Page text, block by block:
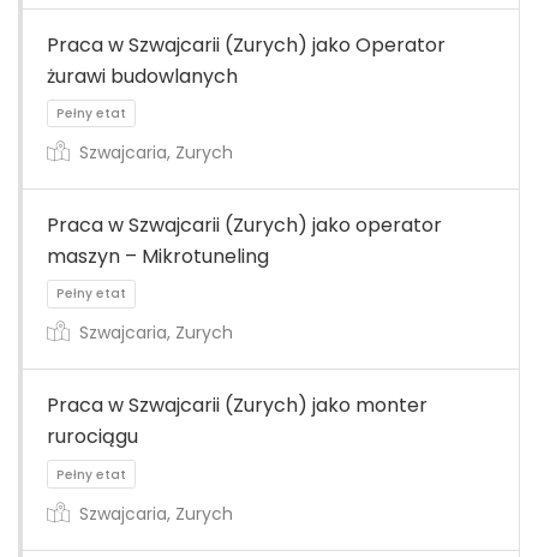
Praca w Szwajcarii (Zurych) jako Operator
żurawi budowlanych
Szwajcaria, Zurych
Praca w Szwajcarii (Zurych) jako operator
maszyn – Mikrotuneling
Szwajcaria, Zurych
Praca w Szwajcarii (Zurych) jako monter
rurociągu
Szwajcaria, Zurych